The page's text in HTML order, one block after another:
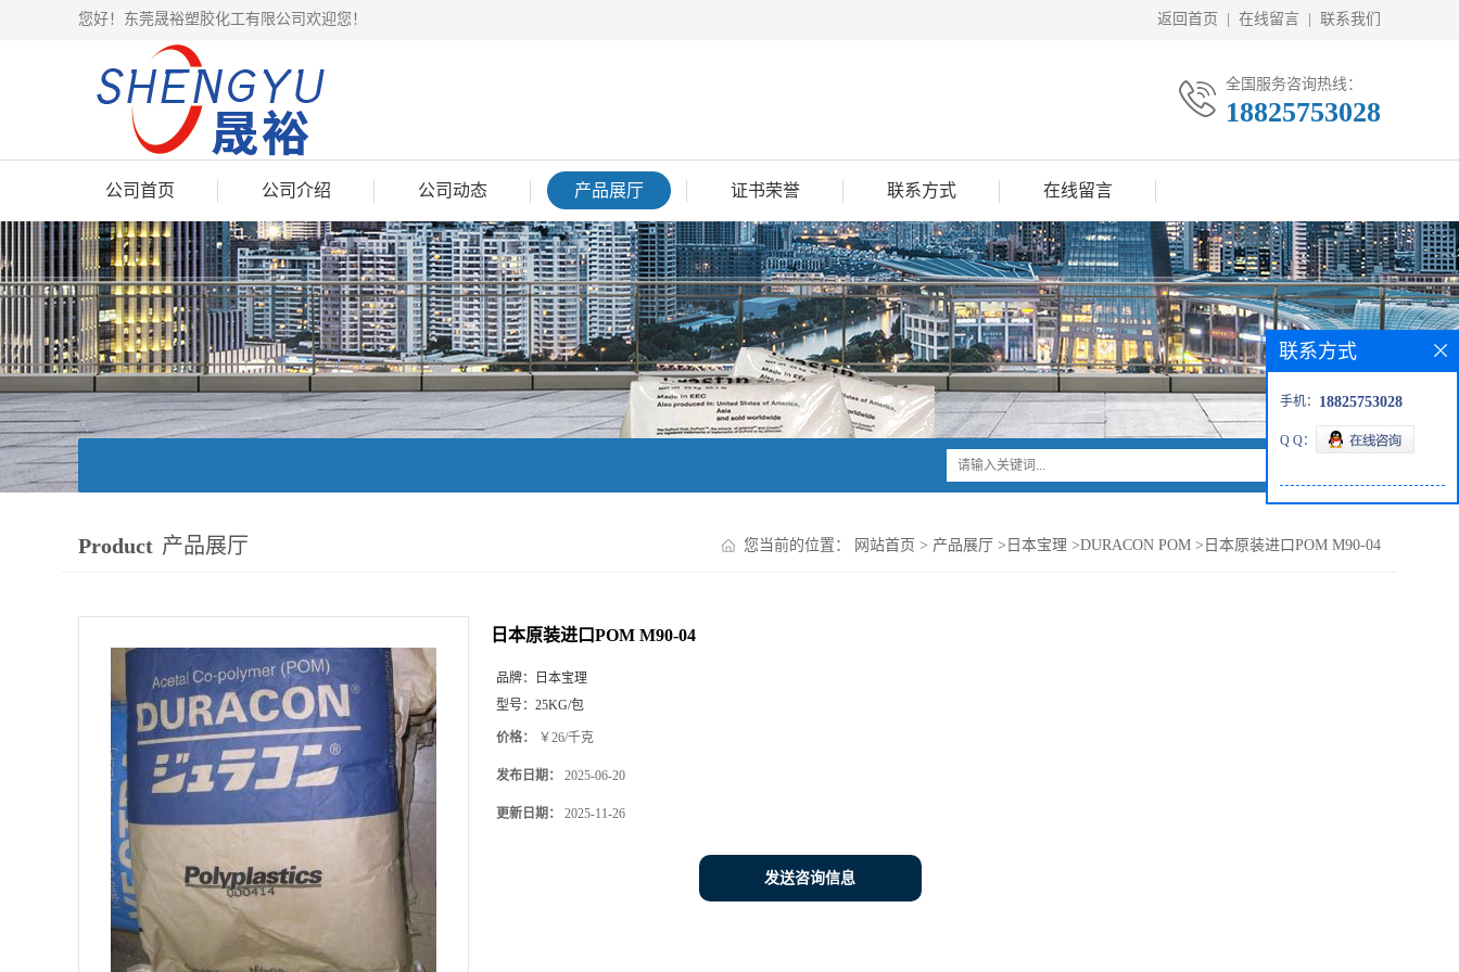
您好！东莞晟裕塑胶化工有限公司欢迎您！ 返回首页 在线留言 联系我们
全国服务咨询热线：
18825753028
公司首页 公司介绍 公司动态 产品展厅 证书荣誉 联系方式 在线留言
Product 产品展厅 您当前的位置： 网站首页 > 产品展厅 > 日本宝理 >DURACON POM > 日本原装进口POM M90-04
日本原装进口POM M90-04
品牌：
日本宝理
型号： 25KG/包
价格： ￥26/千克
发布日期： 2025-06-20
更新日期： 2025-11-26
发送咨询信息
联系方式
手机： 18825753028
Q Q：